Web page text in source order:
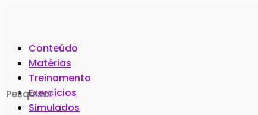
Conteúdo
Matérias
Treinamento
Exercícios
Simulados
Search
for: